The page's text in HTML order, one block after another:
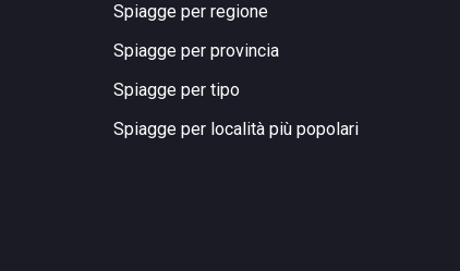
Spiagge per regione
Spiagge per provincia
Spiagge per tipo
Spiagge per località più popolari